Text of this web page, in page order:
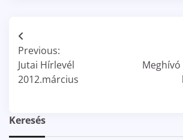
Bejegyzés
navigáció
Previous:
Jutai Hírlevél
2012.március
Keresés